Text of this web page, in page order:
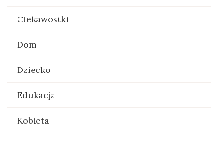
Ciekawostki
Dom
Dziecko
Edukacja
Kobieta